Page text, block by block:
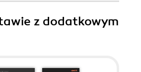
z dodatkowym